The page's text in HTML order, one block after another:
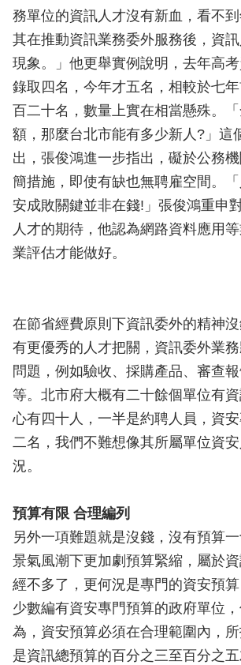
務單位的資訊人才沒有新血，看不
其在推動資訊業務委外服務後，資
現象。」他更舉實例說明，去年高
錄取四名，今年才五名，相較於七
百二十名，數量上實在相當懸殊。
額，那麼台北市能有多少新人?」這
出，張俊鴻進一步指出，礙於公務
簡措施，即使有缺也無聘雇空間。
安成敗關鍵並非在錢!」張俊鴻重申
人才的期待，他認為網路資料應用
業評估才能做好。
在節省經費原則下資訊委外的精神
有更優秀的人才把關，資訊委外業
問題，例如驗收、採購產品、審查
等。北市府大概有二十餘個單位有
心有四十人，一半是約聘人員，資
二名，我們不難想像其所屬單位資
況。
預算有限 合理編列
另外一項難題就是沒錢，沒有預算
景氣風潮下更加劇預算緊縮，屬於
經不多了，更何況是專門的資安預
少數編有資安專門預算的政府單位
為，資安預算必須在合理範圍內，
是資訊總預算的百分之三至百分之